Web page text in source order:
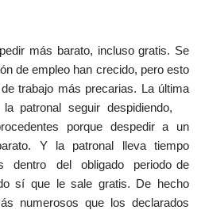
más barato, incluso gratis. Se
de empleo han crecido, pero esto
trabajo más precarias. La última
la patronal seguir despidiendo,
porque despedir a un
Y la patronal lleva tiempo
dentro del obligado periodo de
sí que le sale gratis. De hecho
numerosos que los declarados